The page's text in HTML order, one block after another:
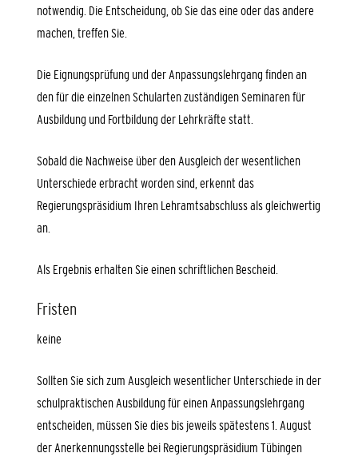
notwendig. Die Entscheidung, ob Sie das eine oder das andere
machen, treffen Sie.
Die Eignungsprüfung und der Anpassungslehrgang finden an
den für die einzelnen Schularten zuständigen Seminaren für
Ausbildung und Fortbildung der Lehrkräfte statt.
Sobald die Nachweise über den Ausgleich der wesentlichen
Unterschiede erbracht worden sind, erkennt das
Regierungspräsidium Ihren Lehramtsabschluss als gleichwertig
an.
Als Ergebnis erhalten Sie einen schriftlichen Bescheid.
Fristen
keine
Sollten Sie sich zum Ausgleich wesentlicher Unterschiede in der
schulpraktischen Ausbildung für einen Anpassungslehrgang
entscheiden, müssen Sie dies bis jeweils spätestens 1. August
der Anerkennungsstelle bei Regierungspräsidium Tübingen